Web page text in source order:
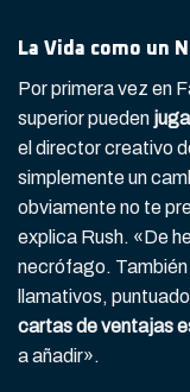
La Vida como un
Por primera vez en
superior pueden
el director creativo
simplemente un
obviamente no te
explica Rush. «De
necrófago.
llamativos,
cartas de ventajas
a añadir».